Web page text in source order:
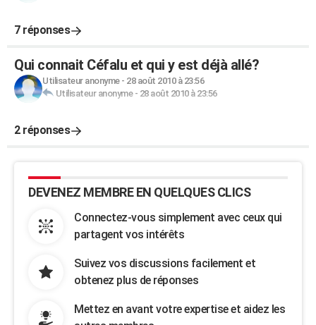
7 réponses
Qui connait Céfalu et qui y est déjà allé?
Utilisateur anonyme- 28 août 2010 à 23:56
Utilisateur anonyme- 28 août 2010 à 23:56
2 réponses
DEVENEZ MEMBRE EN QUELQUES CLICS
Connectez-vous simplement avec ceux qui
partagent vos intérêts
Suivez vos discussions facilement et
obtenez plus de réponses
Mettez en avant votre expertise et aidez les